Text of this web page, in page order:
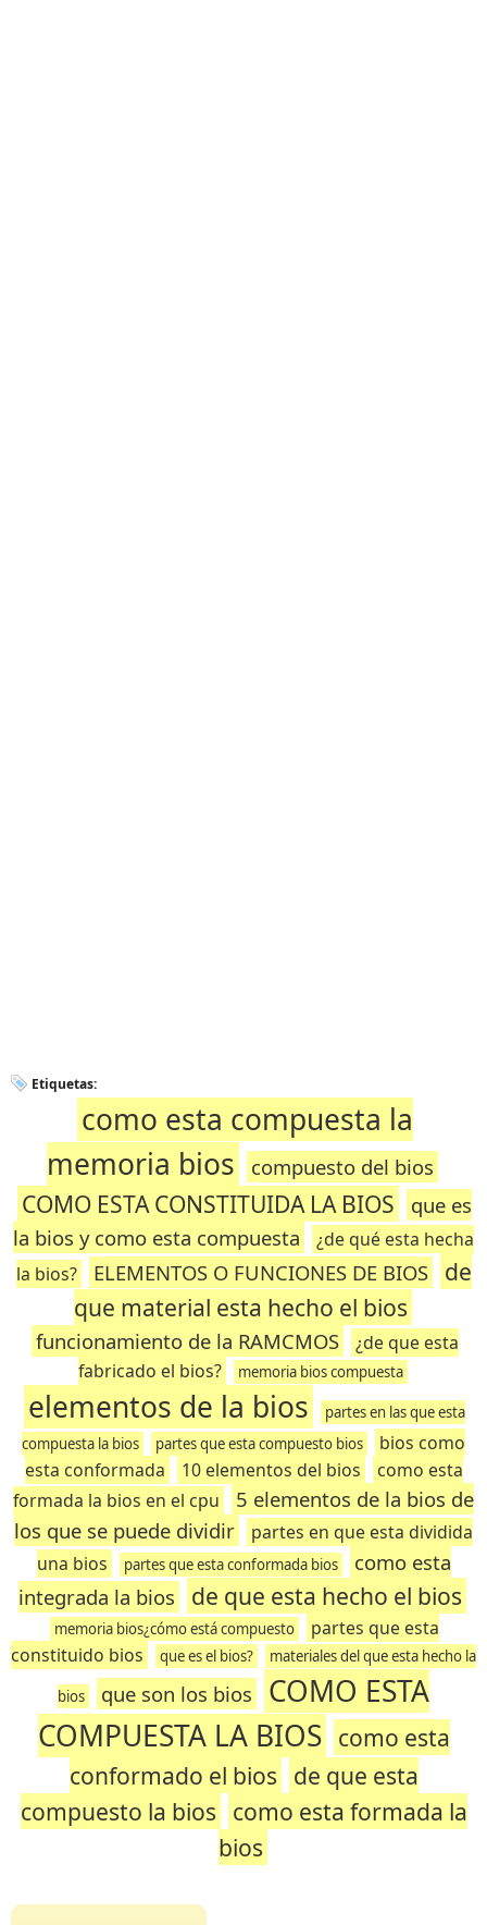
Etiquetas:
como esta compuesta la
memoria bios
compuesto del bios
COMO ESTA CONSTITUIDA LA BIOS
que es
la bios y como esta compuesta
¿de qué esta hecha
la bios?
ELEMENTOS O FUNCIONES DE BIOS
de
que material esta hecho el bios
funcionamiento de la RAMCMOS
¿de que esta
fabricado el bios?
memoria bios compuesta
elementos de la bios
partes en las que esta
compuesta la bios
partes que esta compuesto bios
bios como
esta conformada
10 elementos del bios
como esta
formada la bios en el cpu
5 elementos de la bios de
los que se puede dividir
partes en que esta dividida
una bios
partes que esta conformada bios
como esta
integrada la bios
de que esta hecho el bios
memoria bios¿cómo está compuesto
partes que esta
constituido bios
que es el bios? materiales del que esta hecho la
bios que son los bios
COMO ESTA
COMPUESTA LA BIOS como esta
conformado el bios de que esta
compuesto la bios como esta formada la
bios